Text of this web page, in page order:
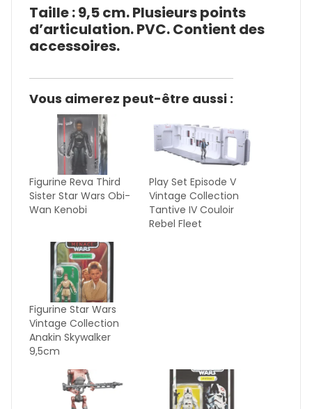
Taille : 9,5 cm. Plusieurs points
d’articulation. PVC. Contient des
accessoires.
Vous aimerez peut-être aussi :
Figurine Reva Third
Sister Star Wars Obi-
Wan Kenobi
Play Set Episode V
Vintage Collection
Tantive IV Couloir
Rebel Fleet
Figurine Star Wars
Vintage Collection
Anakin Skywalker
9,5cm